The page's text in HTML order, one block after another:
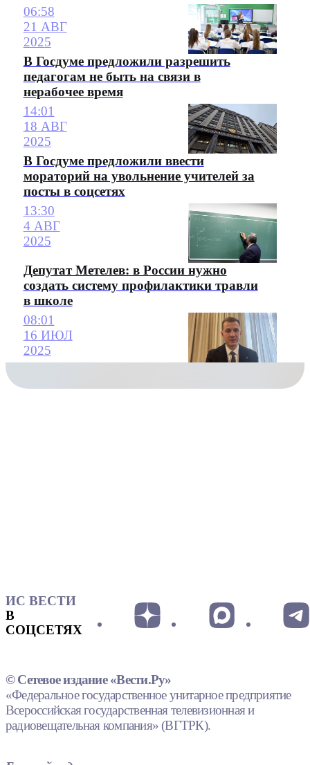
06:58
21 АВГ
2025
В Госдуме предложили разрешить
педагогам не быть на связи в
нерабочее время
14:01
18 АВГ
2025
В Госдуме предложили ввести
мораторий на увольнение учителей за
посты в соцсетях
13:30
4 АВГ
2025
Депутат Метелев: в России нужно
создать систему профилактики травли
в школе
08:01
16 ИЮЛ
2025
ИС ВЕСТИ
В
СОЦСЕТЯХ
© Сетевое издание «Вести.Ру»
«Федеральное государственное унитарное предприятие
Всероссийская государственная телевизионная и
радиовещательная компания» (ВГТРК).